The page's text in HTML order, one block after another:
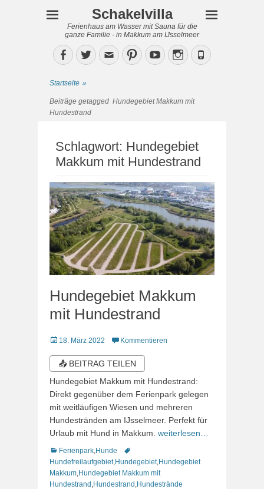
Schakelvilla
Ferienhaus am Wasser mit Sauna für die
ganze Familie - in Makkum am IJsselmeer
Facebook
TwitterEmailPinterestYouTubeInstagram
Phone
Startseite »
Beiträge getagged Hundegebiet Makkum mit
Hundestrand
Schlagwort: Hundegebiet
Makkum mit Hundestrand
Hundegebiet Makkum
mit Hundestrand
Veröffentlicht
18. März 2022 Kommentieren
📤 BEITRAG TEILEN
Hundegebiet Makkum mit Hundestrand:
Direkt gegenüber dem Ferienpark gelegen
mit weitläufigen Wiesen und mehreren
Hundestränden am IJsselmeer. Perfekt für
Urlaub mit Hund in Makkum. weiterlesen…
Kategorien
Ferienpark Hunde
Schlagworte
Hundefreilaufgebiet, Hundegebiet, Hundegebiet
Makkum Hundegebiet Makkum mit
Hundestrand Hundestrand Hundestrände